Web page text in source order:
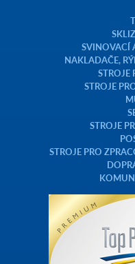
SVINOVACÍ
NAKLADAČE,
STROJE
STROJE
STROJE
STROJE PRO